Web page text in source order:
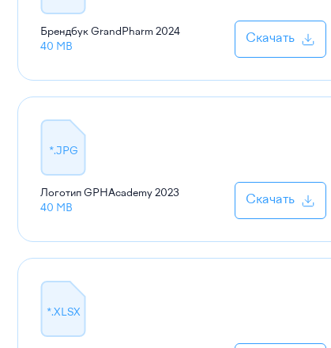
Брендбук GrandPharm 2024
40 MB
Скачать
*.JPG
Логотип GPHAcademy 2023
40 MB
Скачать
*.XLSX